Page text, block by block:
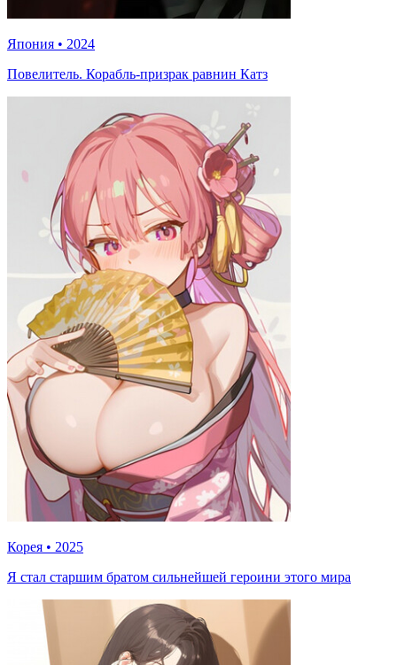
Япония • 2024
Повелитель. Корабль-призрак равнин Катз
Корея • 2025
Я стал старшим братом сильнейшей героини этого мира